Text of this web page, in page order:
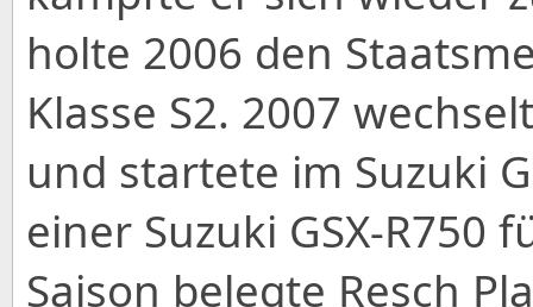
holte 2006 den
Klasse S2. 2007
und startete im Suzuki
einer Suzuki GSX-R750
Saison belegte Resch